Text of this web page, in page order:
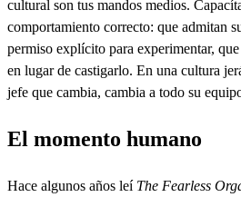
cultural son tus mandos medios.
comportamiento correcto: que admitan
permiso explícito para experimentar,
en lugar de castigarlo. En una cultura
jefe que cambia, cambia a todo su
El momento humano
Hace algunos años leí The Fearless